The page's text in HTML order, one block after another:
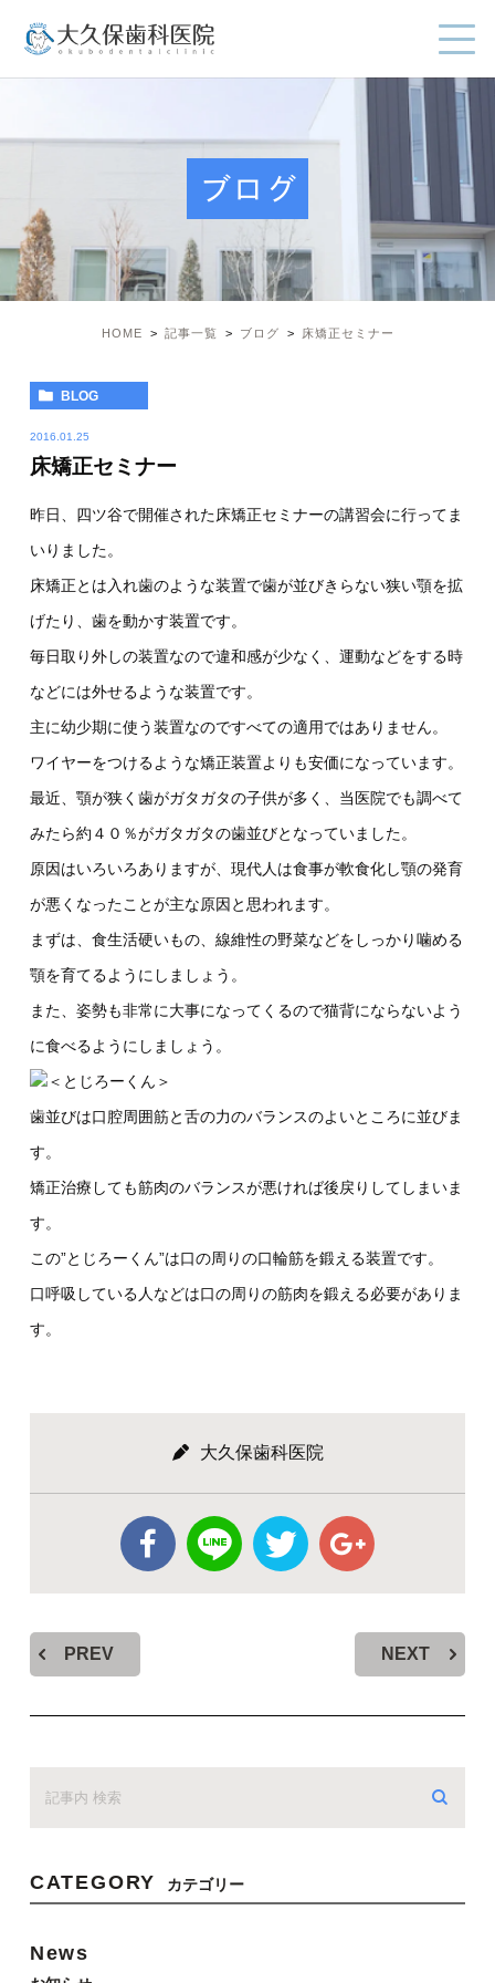
ブログ
HOME 記事一覧 ブログ 床矯正セミナー
BLOG
2016.01.25
床矯正セミナー
昨日、四ツ谷で開催された床矯正セミナーの講習会に行ってま
いりました。
床矯正とは入れ歯のような装置で歯が並びきらない狭い顎を拡
げたり、歯を動かす装置です。
毎日取り外しの装置なので違和感が少なく、運動などをする時
などには外せるような装置です。
主に幼少期に使う装置なのですべての適用ではありません。
ワイヤーをつけるような矯正装置よりも安価になっています。
最近、顎が狭く歯がガタガタの子供が多く、当医院でも調べて
みたら約４０％がガタガタの歯並びとなっていました。
原因はいろいろありますが、現代人は食事が軟食化し顎の発育
が悪くなったことが主な原因と思われます。
まずは、食生活硬いもの、線維性の野菜などをしっかり噛める
顎を育てるようにしましょう。
また、姿勢も非常に大事になってくるので猫背にならないよう
に食べるようにしましょう。
＜とじろーくん＞
歯並びは口腔周囲筋と舌の力のバランスのよいところに並びま
す。
矯正治療しても筋肉のバランスが悪ければ後戻りしてしまいま
す。
この”とじろーくん”は口の周りの口輪筋を鍛える装置です。
口呼吸している人などは口の周りの筋肉を鍛える必要がありま
す。
大久保歯科医院
PREV NEXT
CATEGORY カテゴリー
News